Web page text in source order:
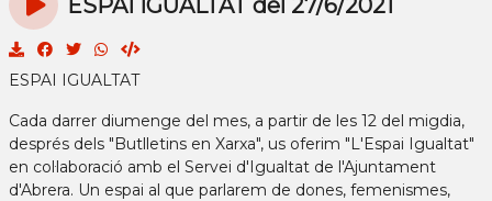
ESPAI IGUALTAT
Cada darrer diumenge del mes, a partir de les 12 del migdia,
després dels "Butlletins en Xarxa", us oferim "L'Espai Igualtat"
en col·laboració amb el Servei d'Igualtat de l'Ajuntament
d'Abrera. Un espai al que parlarem de dones, femenismes,